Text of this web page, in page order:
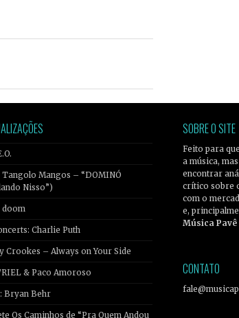
Tangolo Mangos – “DOMINÓ
Nisso”)
doom
Charlie Puth
Crookes – Always on Your Side
& Paco Amoroso
Bryan Behr
Os Caminhos de “Pra Quem Andou
SOBRE O SITE
Feito para
a música,
encontrar
crítico sobre
com o
e,
Música Pavê
CONTATO